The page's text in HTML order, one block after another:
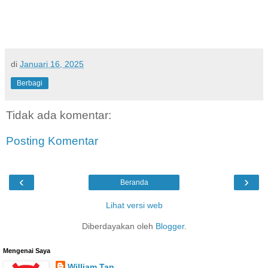
di Januari 16, 2025
Berbagi
Tidak ada komentar:
Posting Komentar
‹ ›
Beranda
Lihat versi web
Diberdayakan oleh Blogger.
Mengenai Saya